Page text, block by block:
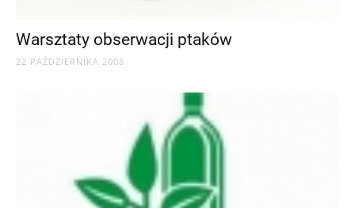
Warsztaty obserwacji ptaków
22 PAŹDZIERNIKA 2008